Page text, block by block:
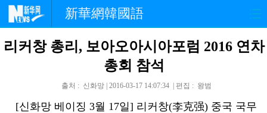
新華網韓國語
홈페이지 최신뉴스 정치
사회
중한교류 핫 TV 문화
리커창 총리, 보아오아시아포럼 2016 연차
총회 참석
출처 : 신화망 | 2016-03-17 14:07:34 | 편집 : 왕범
[신화망 베이징 3월 17일] 리커창(李克强) 중국 국무